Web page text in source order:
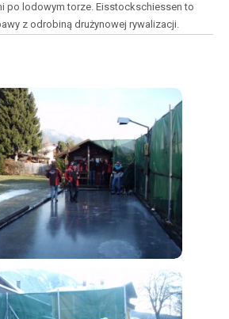
po lodowym torze. Eisstockschiessen to
z odrobiną drużynowej rywalizacji.